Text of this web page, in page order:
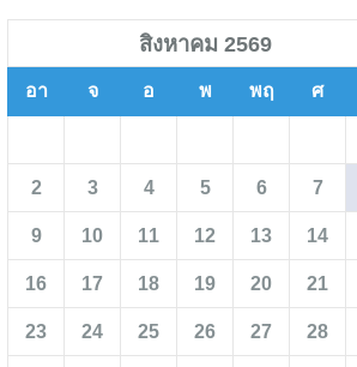
สิงหาคม 2569
อา จ อ พ พฤ ศ
2 3 4 5 6 7
9 10 11 12 13 14
16 17 18 19 20 21
23 24 25 26 27 28